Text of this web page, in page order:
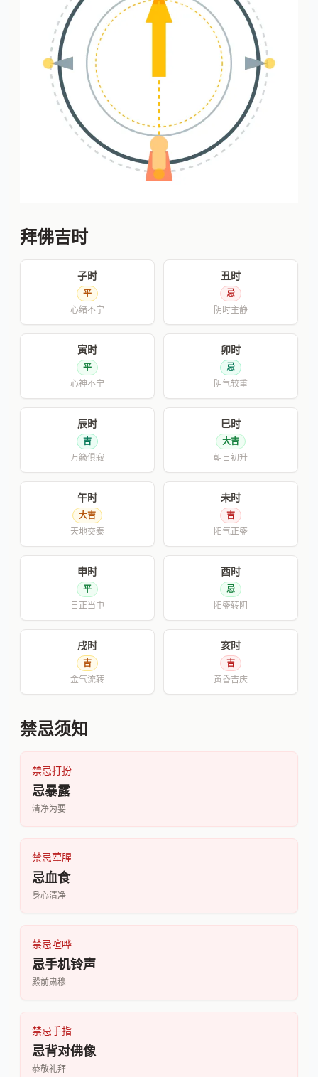
拜佛吉时
子时
平
心绪不宁
丑时
忌
阴时主静
寅时
平
心神不宁
卯时
忌
阴气较重
辰时
吉
万籁俱寂
巳时
大吉
朝日初升
午时
大吉
天地交泰
未时
吉
阳气正盛
申时
平
日正当中
酉时
忌
阳盛转阴
戌时
吉
金气流转
亥时
吉
黄昏吉庆
禁忌须知
禁忌打扮
忌暴露
清净为要
禁忌荤腥
忌血食
身心清净
禁忌喧哗
忌手机铃声
殿前肃穆
禁忌手指
忌背对佛像
恭敬礼拜